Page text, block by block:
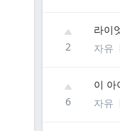
2
라이
자유
6
이 아
자유